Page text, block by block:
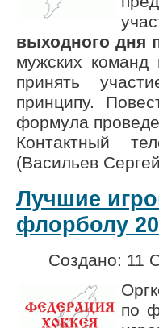
выходного дня
мужских команд
принять
принципу.
формула
Контактный
(Васильев
Лучшие
флорболу
Создано: 11
по